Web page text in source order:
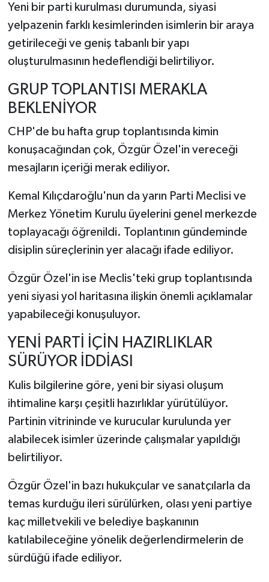
Yeni bir parti kurulması durumunda, siyasi
yelpazenin farklı kesimlerinden isimlerin bir araya
getirileceği ve geniş tabanlı bir yapı
oluşturulmasının hedeflendiği belirtiliyor.
GRUP TOPLANTISI MERAKLA
BEKLENİYOR
CHP'de bu hafta grup toplantısında kimin
konuşacağından çok, Özgür Özel'in vereceği
mesajların içeriği merak ediliyor.
Kemal Kılıçdaroğlu'nun da yarın Parti Meclisi ve
Merkez Yönetim Kurulu üyelerini genel merkezde
toplayacağı öğrenildi. Toplantının gündeminde
disiplin süreçlerinin yer alacağı ifade ediliyor.
Özgür Özel'in ise Meclis'teki grup toplantısında
yeni siyasi yol haritasına ilişkin önemli açıklamalar
yapabileceği konuşuluyor.
YENİ PARTİ İÇİN HAZIRLIKLAR
SÜRÜYOR İDDİASI
Kulis bilgilerine göre, yeni bir siyasi oluşum
ihtimaline karşı çeşitli hazırlıklar yürütülüyor.
Partinin vitrininde ve kurucular kurulunda yer
alabilecek isimler üzerinde çalışmalar yapıldığı
belirtiliyor.
Özgür Özel'in bazı hukukçular ve sanatçılarla da
temas kurduğu ileri sürülürken, olası yeni partiye
kaç milletvekili ve belediye başkanının
katılabileceğine yönelik değerlendirmelerin de
sürdüğü ifade ediliyor.